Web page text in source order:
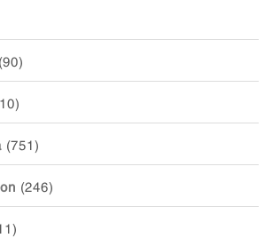
(90)
(751)
(246)